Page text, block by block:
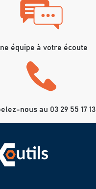
équipe à votre écoute
nous au 03 29 55 17 13